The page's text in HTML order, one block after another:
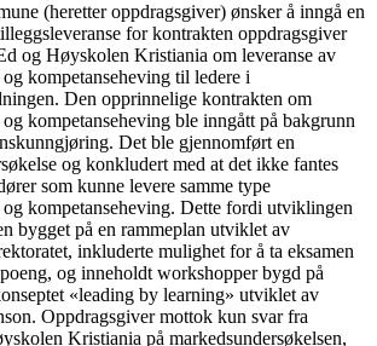
(heretter oppdragsgiver) ønsker å inngå en
for kontrakten oppdragsgiver
og Høyskolen Kristiania om leveranse av
kompetanseheving til ledere i
Den opprinnelige kontrakten om
kompetanseheving ble inngått på bakgrunn
Det ble gjennomført en
og konkludert med at det ikke fantes
som kunne levere samme type
kompetanseheving. Dette fordi utviklingen
bygget på en rammeplan utviklet av
inkluderte mulighet for å ta eksamen
og inneholdt workshopper bygd på
«leading by learning» utviklet av
Oppdragsgiver mottok kun svar fra
Kristiania på markedsundersøkelsen,